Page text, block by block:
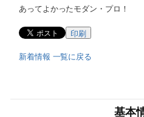
あってよかったモダン・プロ！
印刷
新着情報 一覧に戻る
基本